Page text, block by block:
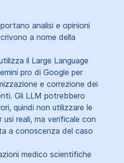
analisi e opinioni
a nome della
il Large Language
pro di Google per
e correzione dei
Gli LLM potrebbero
quindi non utilizzare le
usi reali, ma verificale con
a conoscenza del caso
medico scientifiche